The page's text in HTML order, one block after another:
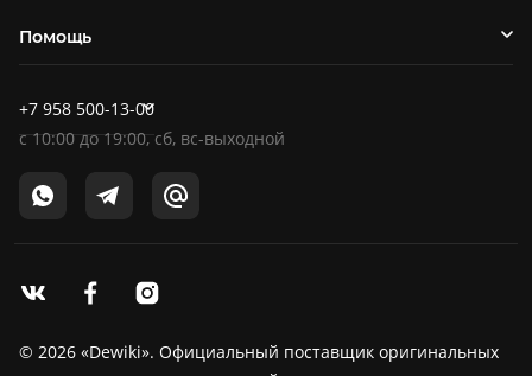
Помощь
+7 958 500-13-00
c10:00до19:00, сб, вс-выходной
© 2026 «Dewiki». Официальный поставщик оригинальных